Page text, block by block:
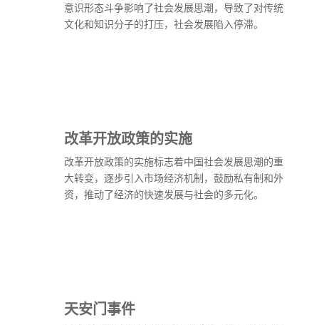
意识形态斗争影响了社会发展思潮，导致了对传统
文化和知识分子的打压，社会发展陷入停滞。
改革开放政策的实施
改革开放政策的实施标志着中国社会发展思潮的重
大转变，逐步引入市场经济机制，鼓励私有制和外
资，推动了经济的快速发展与社会的多元化。
天安门事件